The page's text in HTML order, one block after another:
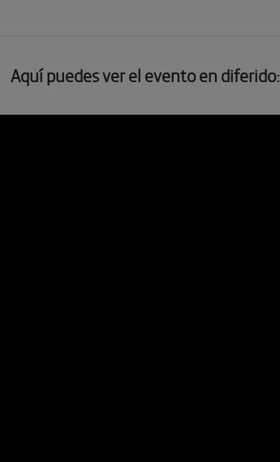
Aquí puedes ver el evento en diferido: